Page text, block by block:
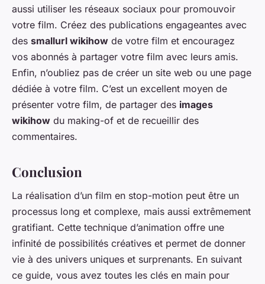
aussi utiliser les réseaux sociaux pour promouvoir
votre film. Créez des publications engageantes avec
des smallurl wikihow de votre film et encouragez
vos abonnés à partager votre film avec leurs amis.
Enfin, n’oubliez pas de créer un site web ou une page
dédiée à votre film. C’est un excellent moyen de
présenter votre film, de partager des images
wikihow du making-of et de recueillir des
commentaires.
Conclusion
La réalisation d’un film en stop-motion peut être un
processus long et complexe, mais aussi extrêmement
gratifiant. Cette technique d’animation offre une
infinité de possibilités créatives et permet de donner
vie à des univers uniques et surprenants. En suivant
ce guide, vous avez toutes les clés en main pour